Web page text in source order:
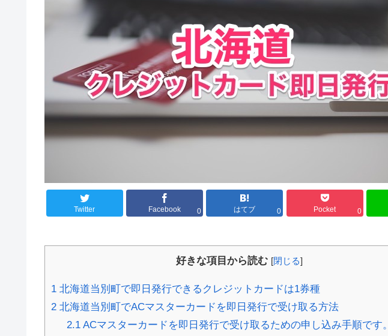
Twitter Facebook 0 はてブ 0 Pocket 0
好きな項目から読む [閉じる]
1 北海道当別町で即日発行できるクレジットカードは1券種
2 北海道当別町でACマスターカードを即日発行で受け取る方法
2.1ACマスターカードを即日発行で受け取るための申し込み手順です。